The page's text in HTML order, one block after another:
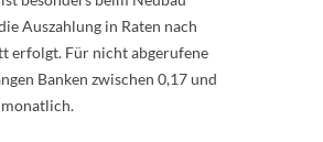
Auszahlung in Raten nach
erfolgt. Für nicht abgerufene
Banken zwischen 0,17 und